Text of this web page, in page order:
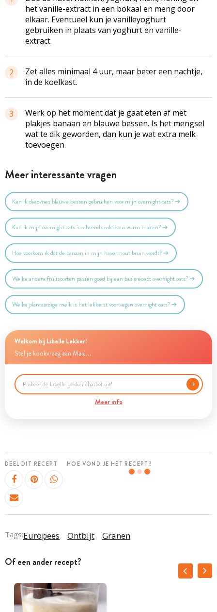
het vanille-extract in een bokaal en meng door
elkaar. Eventueel kun je vanilleyoghurt
gebruiken in plaats van yoghurt en vanille-
extract.
2
Zet alles minimaal 4 uur, maar beter een nachtje,
in de koelkast.
3
Werk op het moment dat je gaat eten af met
plakjes banaan en blauwe bessen. Is het mengsel
wat te dik geworden, dan kun je wat extra melk
toevoegen.
Meer interessante vragen
Kan ik diepvries blauwe bessen gebruiken voor mijn overnight oats?
Kan ik mijn overnight oats 's ochtends ook even warm maken?
Hoe voorkom ik dat de banaan in mijn havermout bruin wordt?
Welke andere fruitsoorten passen goed bij een basisrecept overnight oats?
Welke plantaardige melk is het lekkerst voor vegan overnight oats?
Welkom bij Libelle Lekker!
Stel je kookvraag aan Maia...
Meer info
DEEL DIT RECEPT HOE VOND JE HET RECEPT?
Tags:Europees Ontbijt Granen
Of een ander recept?